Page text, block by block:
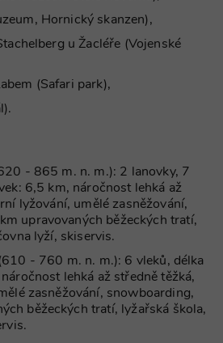
Hornický skanzen),
u Žacléře (Vojenské
(Safari park),
- 865 m. n. m.): 2 lanovky, 7
6,5 km, náročnost lehká až
lyžování, umělé zasněžování,
upravovaných běžeckých tratí,
lyží, skiservis.
- 760 m. n. m.): 6 vleků, délka
lehká až středně těžká,
zasněžování, snowboarding,
běžeckých tratí, lyžařská škola,
SOUBORY
Nezařazené soubory
soubory cookie umožňují
webových stránek, jako je
a správa účtu. Webové
nezbytně nutných souborů
používat.
Provider/
Doména
Vyprší Popis